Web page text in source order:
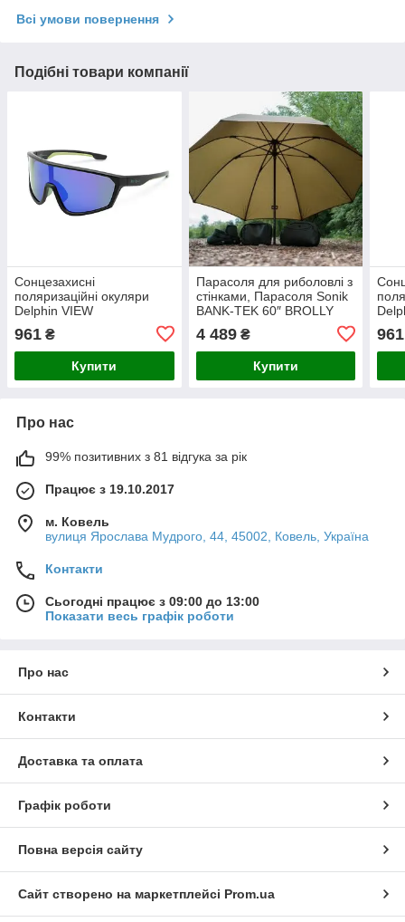
Всі умови повернення
Подібні товари компанії
Сонцезахисні
поляризаційні окуляри
Delphin VIEW
961 ₴
Купити
Парасоля для риболовлі з
стінками, Парасоля Sonik
BANK-TEK 60″ BROLLY
4 489₴
Купити
961
Про нас
99% позитивних з 81 відгука за рік
Працює з 19.10.2017
м. Ковель
вулиця Ярослава Мудрого, 44, 45002, Ковель, Україна
Контакти
Сьогодні працює з 09:00 до 13:00
Показати весь графік роботи
Про нас
Контакти
Доставка та оплата
Графік роботи
Повна версія сайту
Сайт створено на маркетплейсі Prom.ua